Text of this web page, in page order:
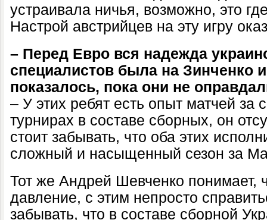
устраивала ничья, возможно, это
Настрой австрийцев на эту игру
– Перед Евро вся надежда
специалистов была на Зинченко
показалось, пока они не
– У этих ребят есть опыт матчей
турнирах в составе сборных, он
стоит забывать, что оба этих
сложный и насыщенный сезон за
Тот же Андрей Шевченко понимает,
давление, с этим непросто
забывать, что в составе сборной